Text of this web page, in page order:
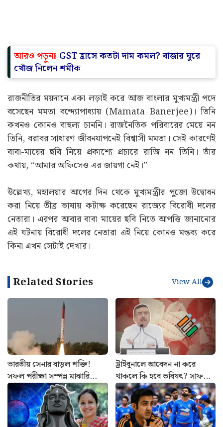
আরও পড়ুনঃ GST হ্রাসে কতটা দাম কমল? বাজার ঘুরে
খোঁজ নিলেন শমীক
রাজনীতির ময়দানে একা লড়াই করে আজ বাংলার মুখ্যমন্ত্রী পদে
বসেছেন মমতা বন্দ্যোপাধ্যায় (Mamata Banerjee)। তিনি
কখনও কোনও বাহুল্য চাননি। রাজনৈতিক পরিবারের মেয়ে নন
তিনি, বরাবর সাধারণ জীবনযাপনেই বিশ্বাসী মমতা। সেই কারণেই
বাবা-মায়ের ছবি নিয়ে প্রকাশ্যে প্রচারে রাজি নন তিনি। তাঁর
কথায়, “আমার অফিসেও এর জায়গা নেই।”
উল্লেখ্য, মহালয়ার আগের দিন থেকে মুখ্যমন্ত্রীর পুজো উদ্বোধন
করা নিয়ে তীব্র ভাষায় কটাক্ষ করেছেন রাজ্যের বিরোধী দলের
নেতারা। এরপর আবার বাবা মায়ের ছবি নিতে আপত্তি জানানোর
এই ঘটনায় বিরোধী দলের নেতারা এই নিয়ে কোনও মন্তব্য করে
কিনা এখন সেটাই দেখার।
Related Stories View All
ভারতীয় সেনার বাড়ল শক্তি!
সফল পরীক্ষা সম্পন্ন মাঝারি
পাল্লার ব্যালিস্টিক মিসাইল অগ্নি ৪-
এর
ট্রাইবুনালে আবেদন না করে
থাকলে কি হবে ভবিষৎ? সাফ
জানালেন মুখ্যমন্ত্রী শুভেন্দু
অধিকারী